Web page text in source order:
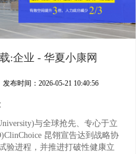
:企业 - 华夏小康网
发布时间：2026-05-21 10:40:56
与全球抢先、专心于立
昆翎宣告达到战略协
验进程，并推进打破性健康立